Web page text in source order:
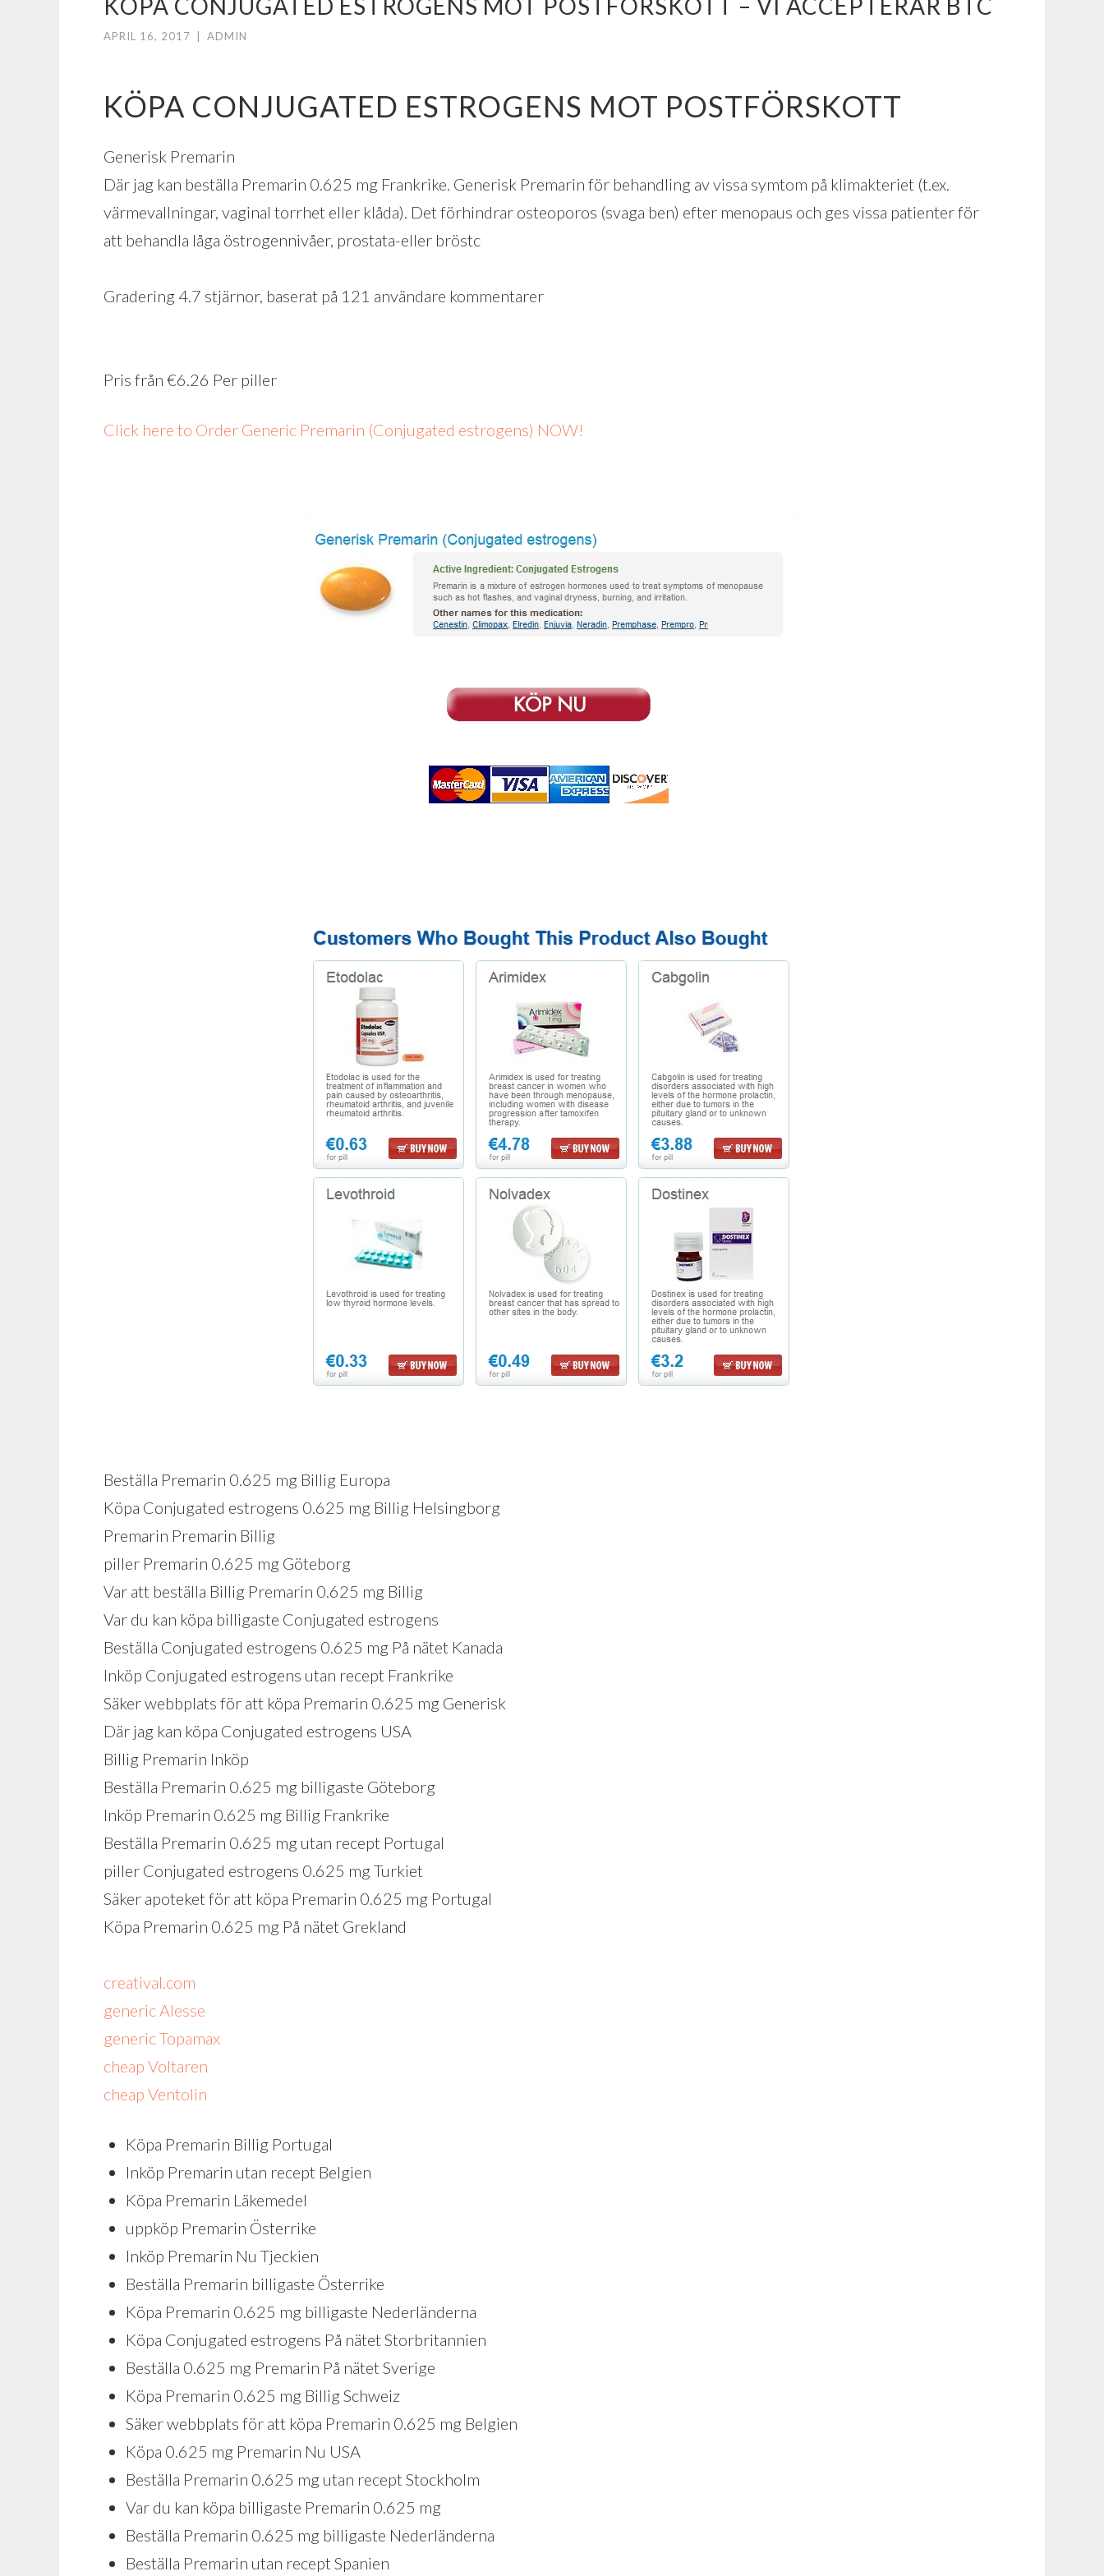
KÖPA CONJUGATED ESTROGENS MOT POSTFÖRSKOTT – VI ACCEPTERAR BTC
APRIL 16, 2017 ADMIN
KÖPA CONJUGATED ESTROGENS MOT POSTFÖRSKOTT
Generisk Premarin
Där jag kan beställa Premarin 0.625 mg Frankrike. Generisk Premarin för behandling av vissa symtom på klimakteriet (t.ex.
värmevallningar, vaginal torrhet eller klåda). Det förhindrar osteoporos (svaga ben) efter menopaus och ges vissa patienter för
att behandla låga östrogennivåer, prostata-eller bröstc
Gradering 4.7 stjärnor, baserat på 121 användare kommentarer
Pris från €6.26 Per piller
Click here to Order Generic Premarin (Conjugated estrogens) NOW!
Beställa Premarin 0.625 mg Billig Europa
Köpa Conjugated estrogens 0.625 mg Billig Helsingborg
Premarin Premarin Billig
piller Premarin 0.625 mg Göteborg
Var att beställa Billig Premarin 0.625 mg Billig
Var du kan köpa billigaste Conjugated estrogens
Beställa Conjugated estrogens 0.625 mg På nätet Kanada
Inköp Conjugated estrogens utan recept Frankrike
Säker webbplats för att köpa Premarin 0.625 mg Generisk
Där jag kan köpa Conjugated estrogens USA
Billig Premarin Inköp
Beställa Premarin 0.625 mg billigaste Göteborg
Inköp Premarin 0.625 mg Billig Frankrike
Beställa Premarin 0.625 mg utan recept Portugal
piller Conjugated estrogens 0.625 mg Turkiet
Säker apoteket för att köpa Premarin 0.625 mg Portugal
Köpa Premarin 0.625 mg På nätet Grekland
creatival.com
generic Alesse
generic Topamax
cheap Voltaren
cheap Ventolin
Köpa Premarin Billig Portugal
Inköp Premarin utan recept Belgien
Köpa Premarin Läkemedel
uppköp Premarin Österrike
Inköp Premarin Nu Tjeckien
Beställa Premarin billigaste Österrike
Köpa Premarin 0.625 mg billigaste Nederländerna
Köpa Conjugated estrogens På nätet Storbritannien
Beställa 0.625 mg Premarin På nätet Sverige
Köpa Premarin 0.625 mg Billig Schweiz
Säker webbplats för att köpa Premarin 0.625 mg Belgien
Köpa 0.625 mg Premarin Nu USA
Beställa Premarin 0.625 mg utan recept Stockholm
Var du kan köpa billigaste Premarin 0.625 mg
Beställa Premarin 0.625 mg billigaste Nederländerna
Beställa Premarin utan recept Spanien